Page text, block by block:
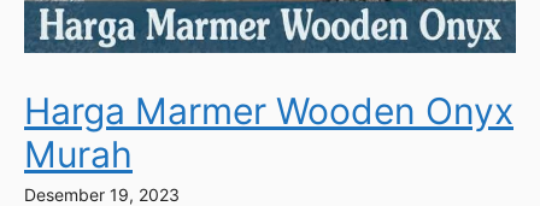
Harga Marmer Wooden Onyx
Murah
Desember 19, 2023